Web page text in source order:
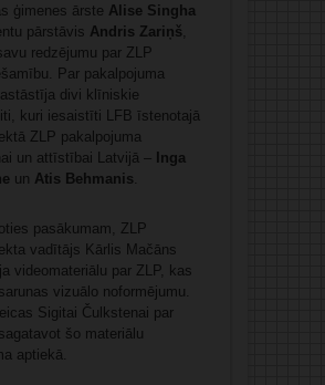
ģimenes ārste Alise Singha
pārstāvis Andris Zariņš
redzējumu par ZLP
Par pakalpojuma
divi klīniskie
kuri iesaistīti LFB īstenotajā
ZLP pakalpojuma
un attīstībai Latvijā –
Inga
un Atis Behmanis
pasākumam, ZLP
vadītājs Kārlis Mačāns
videomateriālu par ZLP, kas
vizuālo noformējumu.
Sigitai Čulkstenai par
šo materiālu
aptiekā.